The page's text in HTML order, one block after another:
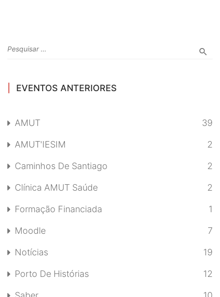
EVENTOS ANTERIORES
AMUT 39
AMUT'IESIM 2
Caminhos De Santiago 2
Clínica AMUT Saúde 2
Formação Financiada 1
Moodle 7
Notícias 19
Porto De Histórias 12